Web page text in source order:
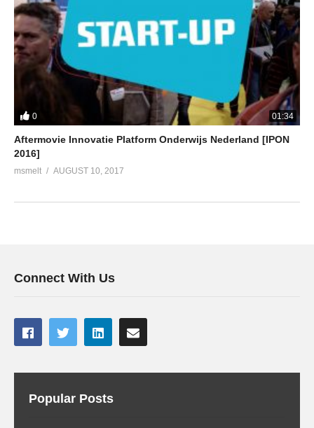
0 01:34
Aftermovie Innovatie Platform Onderwijs Nederland [IPON
2016]
msmelt AUGUST 10, 2017
Connect With Us
Popular Posts